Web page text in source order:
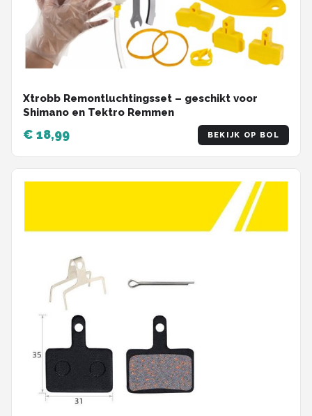
Xtrobb Remontluchtingsset – geschikt voor
Shimano en Tektro Remmen
€ 18,99 BEKIJK OP BOL